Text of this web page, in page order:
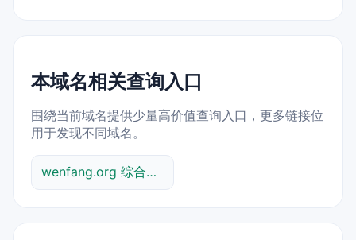
本域名相关查询入口
围绕当前域名提供少量高价值查询入口，更多链接位
用于发现不同域名。
wenfang.org 综合查询